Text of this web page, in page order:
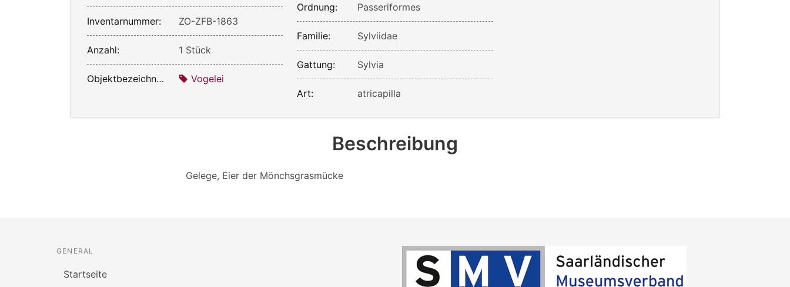
Inventarnummer: ZO-ZFB-1863
Anzahl: 1 Stück
Objektbezeichnung: Vogelei
Ordnung: Passeriformes
Familie: Sylviidae
Gattung: Sylvia
Art: atricapilla
Beschreibung
Gelege, Eier der Mönchsgrasmücke
GENERAL
Startseite